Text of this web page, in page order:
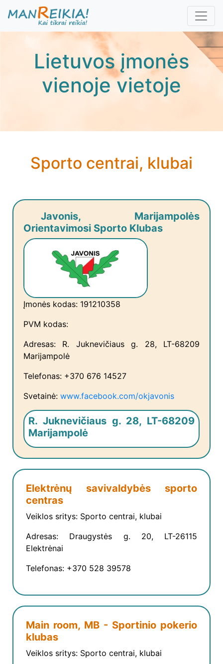
pagrindinį
Lietuvos įmonės
vienoje vietoje
Sporto centrai, klubai
Javonis, Marijampolės
Orientavimosi Sporto Klubas
Įmonės kodas: 191210358
PVM kodas:
Adresas: R. Juknevičiaus g. 28, LT-68209
Marijampolė
Telefonas: +370 676 14527
Svetainė: www.facebook.com/okjavonis
R. Juknevičiaus g. 28, LT-68209
Marijampolė
Elektrėnų savivaldybės sporto
centras
Veiklos sritys: Sporto centrai, klubai
Adresas: Draugystės g. 20, LT-26115
Elektrėnai
Telefonas: +370 528 39578
Main room, MB - Sportinio pokerio
klubas
Veiklos sritys: Sporto centrai, klubai